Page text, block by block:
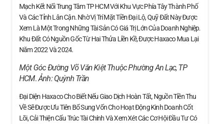
Mạch Kết Nối Trung Tâm TP HCM Với Khu Vực Phía Tây Thành Phố
Và Các Tỉnh Lân Cận. Nhờ Vị Trí Mặt Tiền Đại Lộ, Quỹ Đất Này Được
Xem Là Một Trong Những Tài Sản Có Giá Trị Lớn Của Doanh Nghiệp.
Khu Đất Có Nguồn Gốc Từ Hai Thửa Liền Kề, Được Haxaco Mua Lại
Năm 2022 Và 2024.
Một Góc Đường Võ Văn Kiệt Thuộc Phường An Lạc, TP
HCM. Ảnh:Quỳnh Trần
Đại Diện Haxaco Cho Biết Nếu Giao Dịch Hoàn Tất, Nguồn Tiền Thu
Về Sẽ Được Ưu Tiên Bổ Sung Vốn Cho Hoạt Động Kinh Doanh Cốt
Lõi, Cải Thiện Cấu Trúc Tài Chính Và Xem Xét Các Cơ Hội Đầu Tư Có